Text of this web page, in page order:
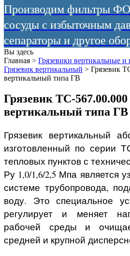
Производим фильтры
сосуды с избыточным
сепараторы и другое
Вы здесь
Главная > Грязевики вертикальные и
Грязевик вертикальный > Грязевик
вертикальный типа ГВ
Грязевик ТС-567.00.000
вертикальный типа ГВ
Грязевик вертикальный
изготовленный по серии
тепловых пунктов с
Ру 1,0/1,6/2,5 Мпа является
системе трубопровода,
воду. Это специальное
регулирует и меняет
рабочей среды и
средней и крупной